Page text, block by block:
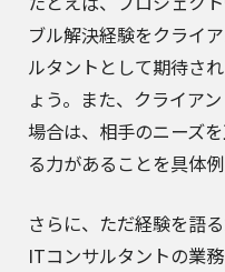
ブル解決経験をクライ
ルタントとして期待さ
ょう。また、クライア
場合は、相手のニーズ
る力があることを具体
さらに、ただ経験を語
ITコンサルタントの業